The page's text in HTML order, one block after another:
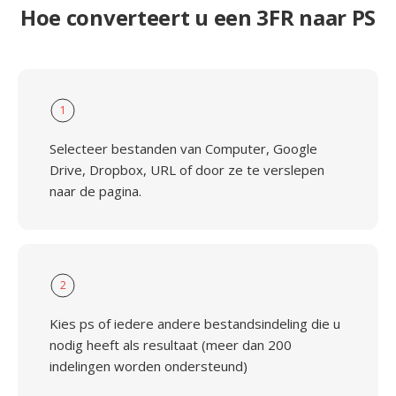
Hoe converteert u een 3FR naar PS
1
Selecteer bestanden van Computer, Google
Drive, Dropbox, URL of door ze te verslepen
naar de pagina.
2
Kies ps of iedere andere bestandsindeling die u
nodig heeft als resultaat (meer dan 200
indelingen worden ondersteund)